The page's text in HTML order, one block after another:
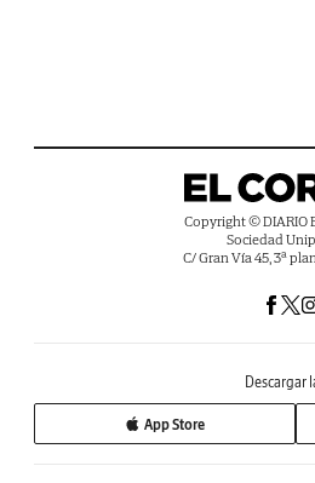
Copyright © DIARIO
Sociedad
C/ Gran Vía 45, 3ª
Descargar
App Store